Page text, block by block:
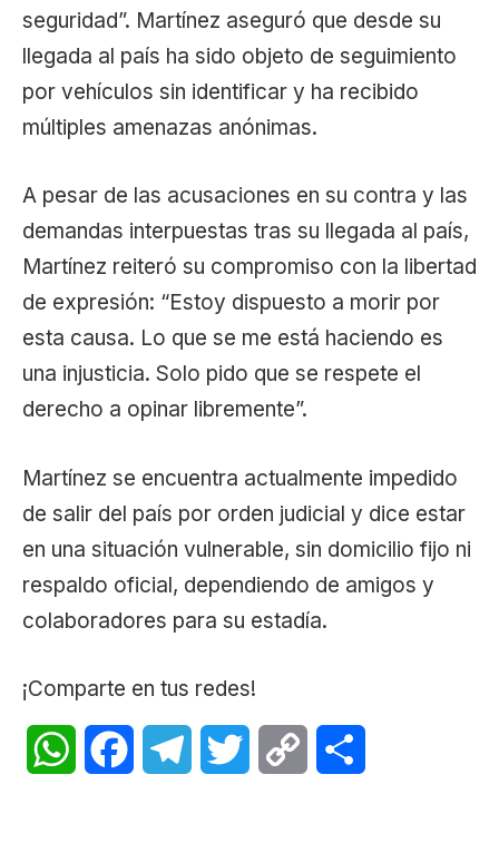
seguridad”. Martínez aseguró que desde su
llegada al país ha sido objeto de seguimiento
por vehículos sin identificar y ha recibido
múltiples amenazas anónimas.
A pesar de las acusaciones en su contra y las
demandas interpuestas tras su llegada al país,
Martínez reiteró su compromiso con la libertad
de expresión: “Estoy dispuesto a morir por
esta causa. Lo que se me está haciendo es
una injusticia. Solo pido que se respete el
derecho a opinar libremente”.
Martínez se encuentra actualmente impedido
de salir del país por orden judicial y dice estar
en una situación vulnerable, sin domicilio fijo ni
respaldo oficial, dependiendo de amigos y
colaboradores para su estadía.
¡Comparte en tus redes!
WhatsAppFacebookTelegramTwitter Copy